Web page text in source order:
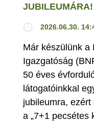
JUBILEUMÁRA!
2026.06.30.
Már készülünk a
Igazgatóság
50 éves
látogatóinkkal
jubileumra,
a „7+1 pecsétes